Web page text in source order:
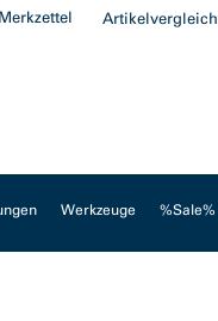
Merkzettel Artikelvergleich
Werkzeuge %Sale%